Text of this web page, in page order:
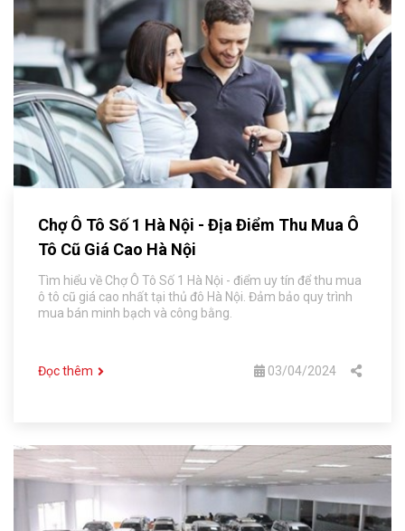
Chợ Ô Tô Số 1 Hà Nội - Địa Điểm Thu Mua Ô
Tô Cũ Giá Cao Hà Nội
Tìm hiểu về Chợ Ô Tô Số 1 Hà Nội - điểm uy tín để thu mua
ô tô cũ giá cao nhất tại thủ đô Hà Nội. Đảm bảo quy trình
mua bán minh bạch và công bằng.
Đọc thêm 03/04/2024